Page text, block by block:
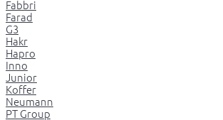
Fabbri
Farad
G3
Hakr
Hapro
Inno
Junior
Koffer
Neumann
PT Group